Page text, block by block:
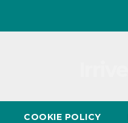
COOKIE POLICY